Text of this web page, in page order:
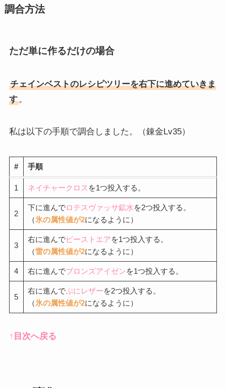
調合方法
ただ単に作るだけの場合
チェインベストのレシピツリーを右下に進めていきま
す。
私は以下の手順で調合しました。（錬金Lv35）
# 手順
1 ネイチャークロス を1つ投入する。
2
下に進んでロテスヴァッサ鉱水 を2つ投入する。
（氷の属性値が2になるように）
3
右に進んでビーストエアを1つ投入する。
（雷の属性値が2になるように）
4 右に進んでブロンズアイゼンを1つ投入する。
5
右に進んでぷにレザーを2つ投入する。
（氷の属性値が2になるように）
↑目次へ戻る